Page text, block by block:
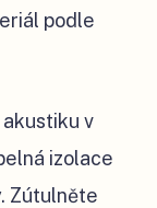
podle
v
izolace
Zútulněte